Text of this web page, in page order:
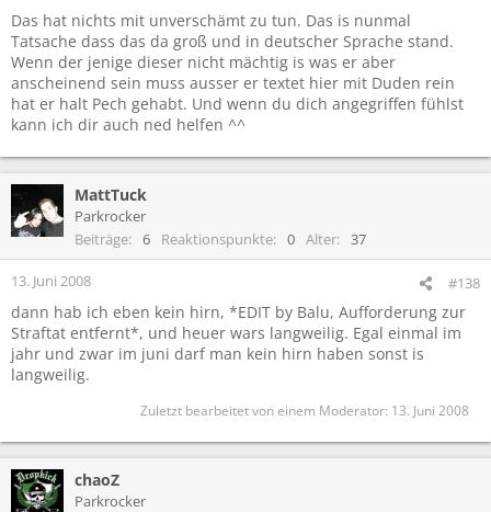
Vielleicht denkst du zukünftig erst mal, bevor du einen weiteren,
präpubertären Kommentar von dir abgibst. Du kennst die Leute
hier gar nicht, frage ich mich, mit welchem Hintergrund du dir (als
einziger) erlaubst so nen unverschämten Ton an den Tag zu legen.
Du bist nich der Mittelpunkt des Universums.
Und ob du es wahrhaben willst oder nicht, im Vergleich zu anderen
Informationsmanagement definitv nicht ausreichend.
Wenn die Veranstalter schon wissen, was dieses Jahr auf sie
zukommt, dann kann ich
A, keine Laien engagieren, die von der gesamten Materie
Sicherheit und Ordnung keine Ahnung haben
B, nicht so tun, als wäre Herr Maly allein für die kompletten
Organisationsprobleme verantwortlich
C, den Leuten verbieten gegen den gesunden Menschenverstand
zu handeln.
Das hat nichts mit unverschämt zu tun. Das is nunmal
Tatsache dass das da groß und in deutscher Sprache stand.
Wenn der jenige dieser nicht mächtig is was er aber
anscheinend sein muss ausser er textet hier mit Duden rein
hat er halt Pech gehabt. Und wenn du dich angegriffen fühlst
kann ich dir auch ned helfen ^^
MattTuck
Parkrocker
Beiträge
6 Reaktionspunkte 0 Alter 37
13. Juni 2008 #138
dann hab ich eben kein hirn, *EDIT by Balu, Aufforderung zur
Straftat entfernt*, und heuer wars langweilig. Egal einmal im
jahr und zwar im juni darf man kein hirn haben sonst is
langweilig.
Zuletzt bearbeitet von einem Moderator: 13. Juni 2008
chaoZ
Parkrocker